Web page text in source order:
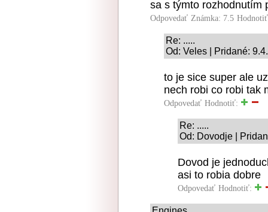
sa s týmto rozhodnutím
Odpovedať Známka: 7.5
Re: .....
Od: Veles | Pridané:
to je sice super ale
nech robi co robi tak
Odpovedať Hodnotiť:
Re: .....
Od: Dovodje |
Dovod je
asi to robia dobre
Odpovedať Hodnotiť: